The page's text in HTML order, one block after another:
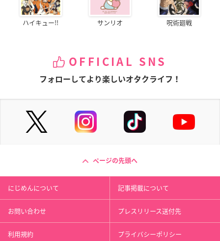
ハイキュー!! サンリオ 呪術廻戦
OFFICIAL SNS
フォローしてより楽しいオタクライフ！
ページの先頭へ
にじめんについて 記事掲載について
お問い合わせ プレスリリース送付先
利用規約 プライバシーポリシー